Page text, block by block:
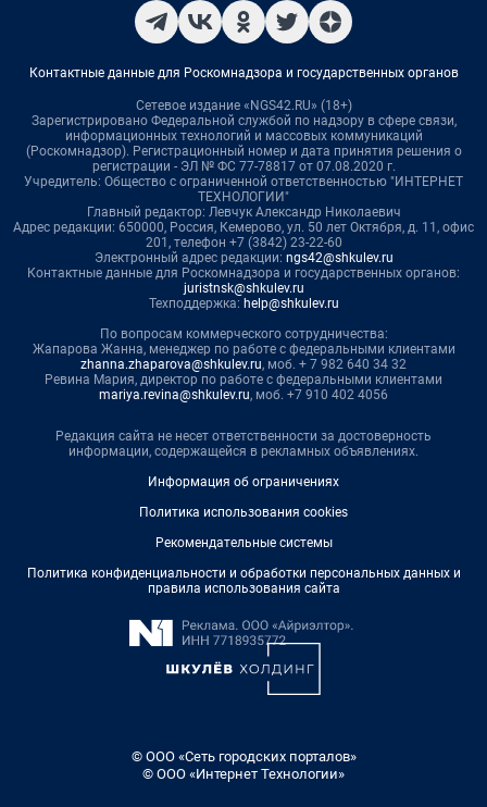
Контактные данные для Роскомнадзора и государственных органов
Сетевое издание «NGS42.RU» (18+)
Зарегистрировано Федеральной службой по надзору в сфере связи,
информационных технологий и массовых коммуникаций
(Роскомнадзор). Регистрационный номер и дата принятия решения о
регистрации - ЭЛ № ФС 77-78817 от 07.08.2020 г.
Учредитель: Общество с ограниченной ответственностью "ИНТЕРНЕТ
ТЕХНОЛОГИИ"
Главный редактор: Левчук Александр Николаевич
Адрес редакции: 650000, Россия, Кемерово, ул. 50 лет Октября, д. 11, офис
201, телефон +7 (3842) 23-22-60
Электронный адрес редакции: ngs42@shkulev.ru
Контактные данные для Роскомнадзора и государственных органов:
juristnsk@shkulev.ru
Техподдержка: help@shkulev.ru
По вопросам коммерческого сотрудничества:
Жапарова Жанна, менеджер по работе с федеральными клиентами
zhanna.zhaparova@shkulev.ru, моб. + 7 982 640 34 32
Ревина Мария, директор по работе с федеральными клиентами
mariya.revina@shkulev.ru, моб. +7 910 402 4056
Редакция сайта не несет ответственности за достоверность
информации, содержащейся в рекламных объявлениях.
Информация об ограничениях
Политика использования cookies
Рекомендательные системы
Политика конфиденциальности и обработки персональных данных и
правила использования сайта
© ООО «Сеть городских порталов»
© ООО «Интернет Технологии»